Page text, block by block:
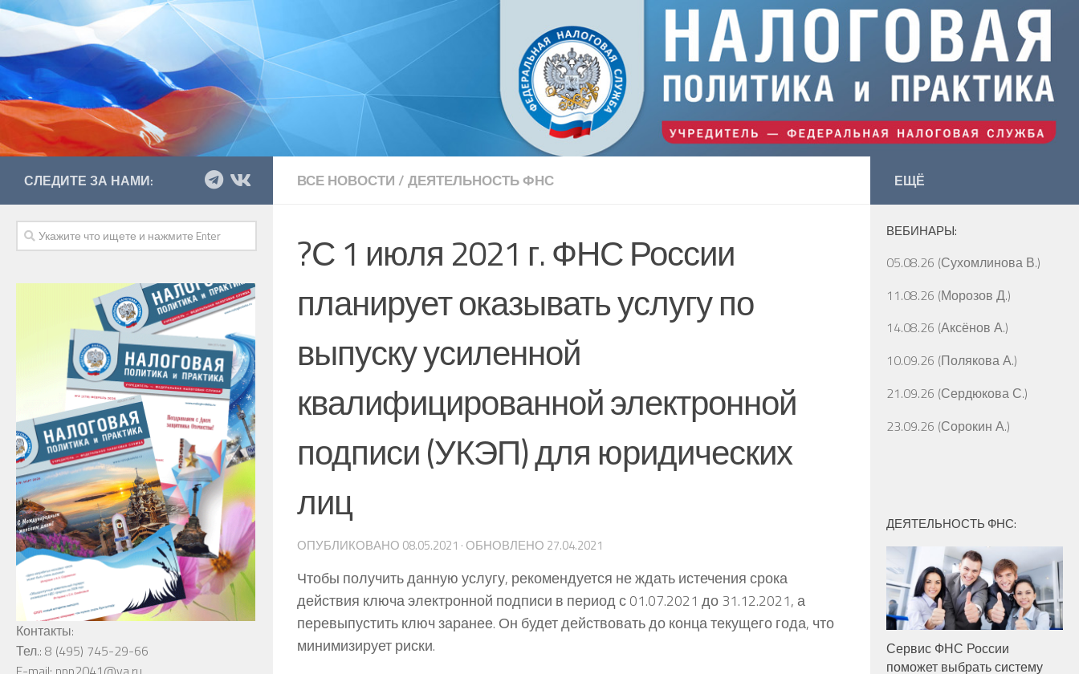
ВСЕ НОВОСТИ/ДЕЯТЕЛЬНОСТЬ ФНС
?С 1 июля 2021 г. ФНС России
планирует оказывать услугу по
выпуску усиленной
квалифицированной электронной
подписи (УКЭП) для юридических
лиц
ОПУБЛИКОВАНО 08.05.2021 · ОБНОВЛЕНО 27.04.2021
Чтобы получить данную услугу, рекомендуется не ждать истечения срока
действия ключа электронной подписи в период с 01.07.2021 до 31.12.2021, а
перевыпустить ключ заранее. Он будет действовать до конца текущего года, что
минимизирует риски.
СЛЕДИТЕ ЗА НАМИ:
Контакты:
Тел.: 8 (495) 745-29-66
ЕЩЁ
ВЕБИНАРЫ:
05.08.26 (Сухомлинова В.)
11.08.26 (Морозов Д.)
14.08.26 (Аксёнов А.)
10.09.26 (Полякова А.)
21.09.26 (Сердюкова С.)
23.09.26 (Сорокин А.)
ДЕЯТЕЛЬНОСТЬ ФНС:
Сервис ФНС России
поможет выбрать систему